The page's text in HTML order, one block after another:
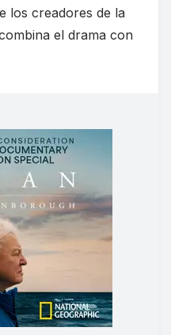
los creadores de la
el drama con